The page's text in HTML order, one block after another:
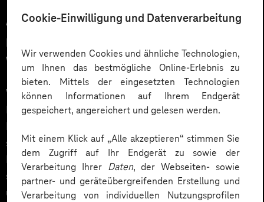
Cookie-Einwilligung und Datenverarbeitung
Wir verwenden Cookies und ähnliche Technologien,
um Ihnen das bestmögliche Online-Erlebnis zu
bieten. Mittels der eingesetzten Technologien
können Informationen auf Ihrem Endgerät
gespeichert, angereichert und gelesen werden.
Mit einem Klick auf „Alle akzeptieren“ stimmen Sie
dem Zugriff auf Ihr Endgerät zu sowie der
Verarbeitung Ihrer Daten, der Webseiten- sowie
partner- und geräteübergreifenden Erstellung und
Verarbeitung von individuellen Nutzungsprofilen
Automatisiert gedacht,
menschlich gewünscht: Die
Wahrheit über KI im Kundendialog
Wie gelingt Conversational AI wirklich – jenseits von
Hype und „Magic Button“? Im Podcast erklärt Dr.
Laura Dreessen, warum erfolgreiche KI‑Dialogsysteme
strategische Beratung, gutes UX‑Design, klare
Prozesse und realistische Erwartungen brauchen. Ein
spannender Blick auf das Zusammenspiel von Mensch
und KI.